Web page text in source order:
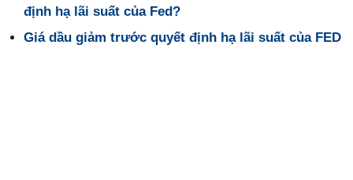
định hạ lãi suất của Fed?
Giá dầu giảm trước quyết định hạ lãi suất của FED